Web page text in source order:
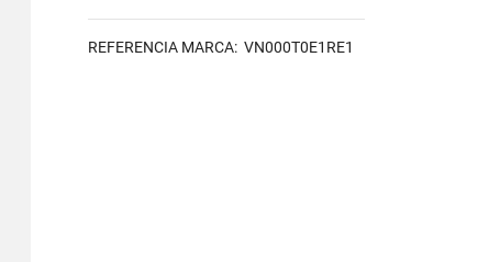
REFERENCIA MARCA: VN000T0E1RE1